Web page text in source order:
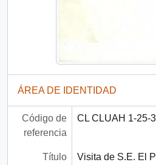
ÁREA DE IDENTIDAD
Código de
referencia
CL CLUAH 1-25-
Título
Visita de S.E. El